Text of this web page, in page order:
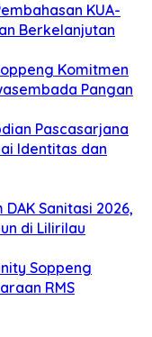
KUA-
Berkelanjutan
Komitmen
Pangan
Pascasarjana
Identitas dan
Sanitasi 2026,
di Lilirilau
Soppeng
RMS